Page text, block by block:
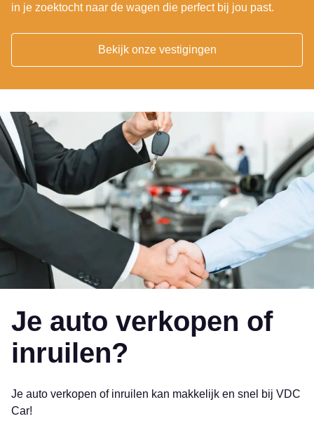
in je zoektocht naar de wagen die perfect bij jou past.
Bekijk onze vestigingen
Je auto verkopen of
inruilen?
Je auto verkopen of inruilen kan makkelijk en snel bij VDC
Car!